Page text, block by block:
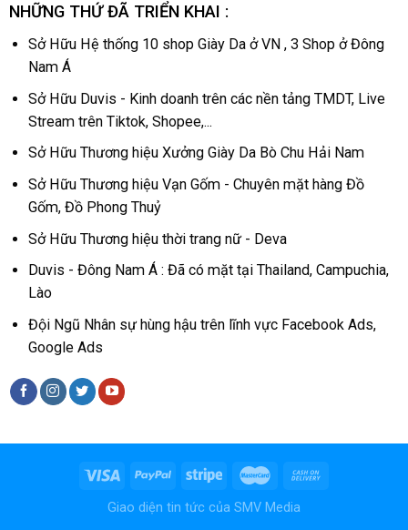
NHỮNG THỨ ĐÃ TRIỂN KHAI :
Sở Hữu Hệ thống 10 shop Giày Da ở VN , 3 Shop ở Đông
Nam Á
Sở Hữu Duvis - Kinh doanh trên các nền tảng TMDT, Live
Stream trên Tiktok, Shopee,...
Sở Hữu Thương hiệu Xưởng Giày Da Bò Chu Hải Nam
Sở Hữu Thương hiệu Vạn Gốm - Chuyên mặt hàng Đồ
Gốm, Đồ Phong Thuỷ
Sở Hữu Thương hiệu thời trang nữ - Deva
Duvis - Đông Nam Á : Đã có mặt tại Thailand, Campuchia,
Lào
Đội Ngũ Nhân sự hùng hậu trên lĩnh vực Facebook Ads,
Google Ads
Giao diện tin tức của SMV Media